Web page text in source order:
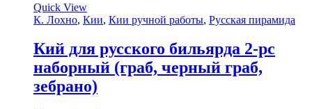
Quick View
К. Лохно, Кии, Кии ручной работы, Русская пирамида
Кий для русского бильярда 2-pc
наборный (граб, черный граб,
зебрано)